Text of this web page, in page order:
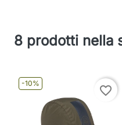
8 prodotti nella
-10%
favorite_border